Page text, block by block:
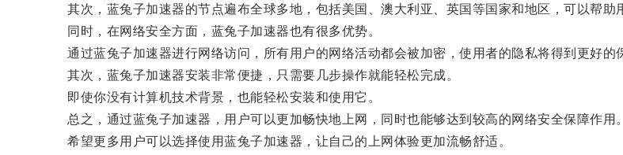
其次，蓝兔子加速器的节点遍布全球多地，包括美国、澳大利亚、英国等国家和地区，可以帮助
同时，在网络安全方面，蓝兔子加速器也有很多优势。
通过蓝兔子加速器进行网络访问，所有用户的网络活动都会被加密，使用者的隐私将得到更好的
其次，蓝兔子加速器安装非常便捷，只需要几步操作就能轻松完成。
即使你没有计算机技术背景，也能轻松安装和使用它。
总之，通过蓝兔子加速器，用户可以更加畅快地上网，同时也能够达到较高的网络安全保障作用。
希望更多用户可以选择使用蓝兔子加速器，让自己的上网体验更加流畅舒适。